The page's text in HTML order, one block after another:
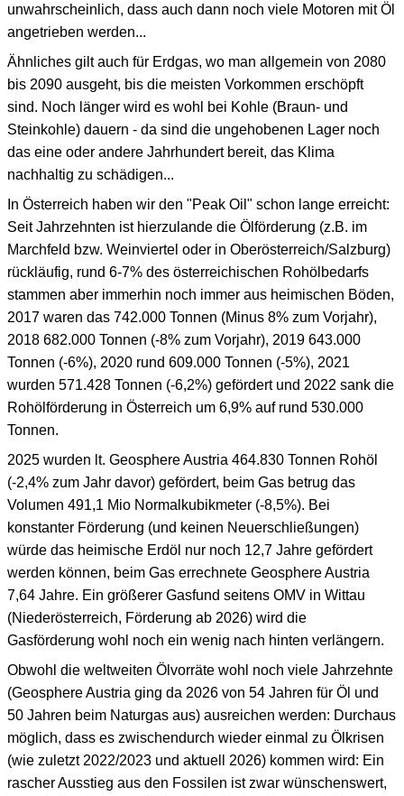
unwahrscheinlich, dass auch dann noch viele Motoren mit Öl
angetrieben werden...
Ähnliches gilt auch für Erdgas, wo man allgemein von 2080
bis 2090 ausgeht, bis die meisten Vorkommen erschöpft
sind. Noch länger wird es wohl bei Kohle (Braun- und
Steinkohle) dauern - da sind die ungehobenen Lager noch
das eine oder andere Jahrhundert bereit, das Klima
nachhaltig zu schädigen...
In Österreich haben wir den "Peak Oil" schon lange erreicht:
Seit Jahrzehnten ist hierzulande die Ölförderung (z.B. im
Marchfeld bzw. Weinviertel oder in Oberösterreich/Salzburg)
rückläufig, rund 6-7% des österreichischen Rohölbedarfs
stammen aber immerhin noch immer aus heimischen Böden,
2017 waren das 742.000 Tonnen (Minus 8% zum Vorjahr),
2018 682.000 Tonnen (-8% zum Vorjahr), 2019 643.000
Tonnen (-6%), 2020 rund 609.000 Tonnen (-5%), 2021
wurden 571.428 Tonnen (-6,2%) gefördert und 2022 sank die
Rohölförderung in Österreich um 6,9% auf rund 530.000
Tonnen.
2025 wurden lt. Geosphere Austria 464.830 Tonnen Rohöl
(-2,4% zum Jahr davor) gefördert, beim Gas betrug das
Volumen 491,1 Mio Normalkubikmeter (-8,5%). Bei
konstanter Förderung (und keinen Neuerschließungen)
würde das heimische Erdöl nur noch 12,7 Jahre gefördert
werden können, beim Gas errechnete Geosphere Austria
7,64 Jahre. Ein größerer Gasfund seitens OMV in Wittau
(Niederösterreich, Förderung ab 2026) wird die
Gasförderung wohl noch ein wenig nach hinten verlängern.
Obwohl die weltweiten Ölvorräte wohl noch viele Jahrzehnte
(Geosphere Austria ging da 2026 von 54 Jahren für Öl und
50 Jahren beim Naturgas aus) ausreichen werden: Durchaus
möglich, dass es zwischendurch wieder einmal zu Ölkrisen
(wie zuletzt 2022/2023 und aktuell 2026) kommen wird: Ein
rascher Ausstieg aus den Fossilen ist zwar wünschenswert,